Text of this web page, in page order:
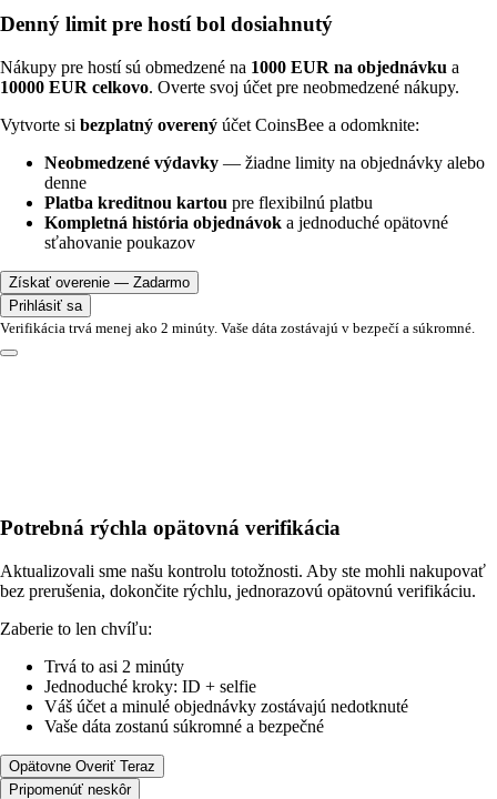
Denný limit pre hostí bol dosiahnutý
Nákupy pre hostí sú obmedzené na 1000 EUR na objednávku a
10000 EUR celkovo. Overte svoj účet pre neobmedzené nákupy.
Vytvorte si bezplatný overený účet CoinsBee a odomknite:
Neobmedzené výdavky — žiadne limity na objednávky alebo
denne
Platba kreditnou kartou pre flexibilnú platbu
Kompletná história objednávok a jednoduché opätovné
sťahovanie poukazov
Získať overenie — Zadarmo
Prihlásiť sa
Verifikácia trvá menej ako 2 minúty. Vaše dáta zostávajú v bezpečí a súkromné.
Potrebná rýchla opätovná verifikácia
Aktualizovali sme našu kontrolu totožnosti. Aby ste mohli nakupovať
bez prerušenia, dokončite rýchlu, jednorazovú opätovnú verifikáciu.
Zaberie to len chvíľu:
Trvá to asi 2 minúty
Jednoduché kroky: ID + selfie
Váš účet a minulé objednávky zostávajú nedotknuté
Vaše dáta zostanú súkromné a bezpečné
Opätovne Overiť Teraz
Pripomenúť neskôr